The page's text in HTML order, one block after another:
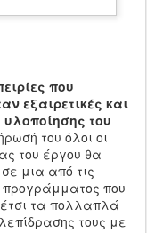
που
εξαιρετικές και
υλοποίησης του
του όλοι οι
του έργου θα
μια από τις
προγράμματος που
τα πολλαπλά
τους με